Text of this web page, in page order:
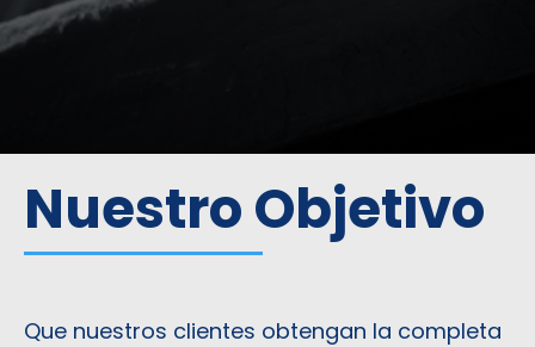
Nuestro Objetivo
Que nuestros clientes obtengan la completa